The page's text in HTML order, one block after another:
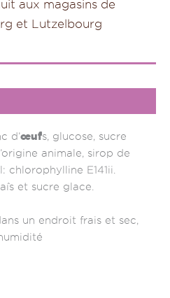
aux magasins de
et Lutzelbourg
d’œufs, glucose, sucre
animale, sirop de
chlorophylline E141ii.
et sucre glace.
un endroit frais et sec,